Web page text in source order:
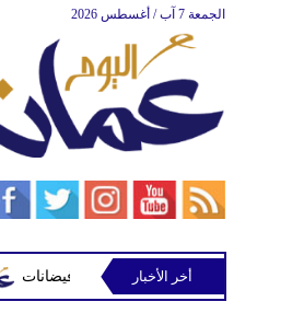
الجمعة 7 آب / أغسطس 2026
من أمطار غزيرة وفيضانات
أخر الأخبار